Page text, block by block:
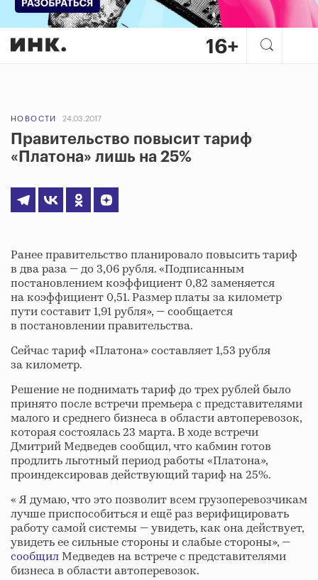
НОВОСТИ 24.03.2017
Правительство повысит тариф
«Платона» лишь на 25%
Ранее правительство планировало повысить тариф
в два раза — до 3,06 рубля. «Подписанным
постановлением коэффициент 0,82 заменяется
на коэффициент 0,51. Размер платы за километр
пути составит 1,91 рубля», — сообщается
в постановлении правительства.
Сейчас тариф «Платона» составляет 1,53 рубля
за километр.
Решение не поднимать тариф до трех рублей было
принято после встречи премьера с представителями
малого и среднего бизнеса в области автоперевозок,
которая состоялась 23 марта. В ходе встречи
Дмитрий Медведев сообщил, что кабмин готов
продлить льготный период работы «Платона»,
проиндексировав действующий тариф на 25%.
« Я думаю, что это позволит всем грузоперевозчикам
лучше приспособиться и ещё раз верифицировать
работу самой системы — увидеть, как она действует,
увидеть ее сильные стороны и слабые стороны», —
сообщилМедведев на встрече с представителями
бизнеса в области автоперевозок.